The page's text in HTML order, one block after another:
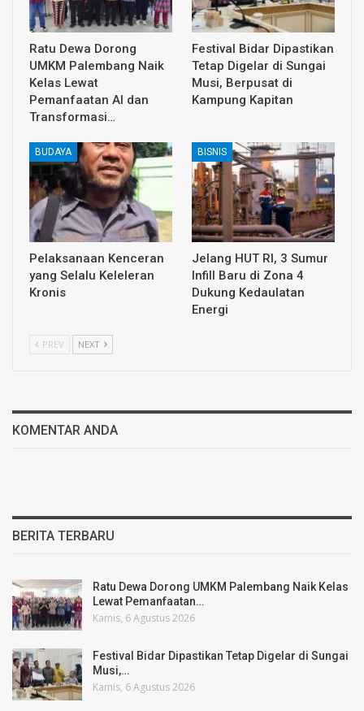
Ratu Dewa Dorong
UMKM Palembang Naik
Kelas Lewat
Pemanfaatan AI dan
Transformasi…
Festival Bidar Dipastikan
Tetap Digelar di Sungai
Musi, Berpusat di
Kampung Kapitan
BUDAYA
Pelaksanaan Kenceran
yang Selalu Keleleran
Kronis
BISNIS
Jelang HUT RI, 3 Sumur
Infill Baru di Zona 4
Dukung Kedaulatan
Energi
PREV NEXT
KOMENTAR ANDA
BERITA TERBARU
Ratu Dewa Dorong UMKM Palembang Naik Kelas
Lewat Pemanfaatan…
Kamis, 6 Agustus 2026
Festival Bidar Dipastikan Tetap Digelar di Sungai
Musi,…
Kamis, 6 Agustus 2026